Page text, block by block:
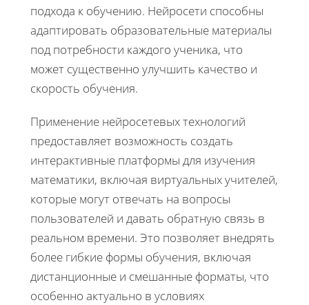
подхода к обучению. Нейросети способны
адаптировать образовательные материалы
под потребности каждого ученика, что
может существенно улучшить качество и
скорость обучения.
Применение нейросетевых технологий
предоставляет возможность создать
интерактивные платформы для изучения
математики, включая виртуальных учителей,
которые могут отвечать на вопросы
пользователей и давать обратную связь в
реальном времени. Это позволяет внедрять
более гибкие формы обучения, включая
дистанционные и смешанные форматы, что
особенно актуально в условиях